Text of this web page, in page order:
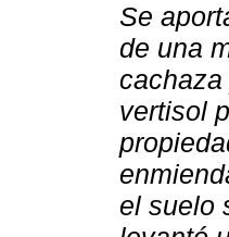
Se
de una
vertisol
el suelo